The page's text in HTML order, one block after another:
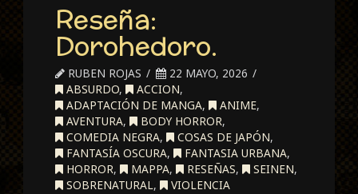
Reseña:
Dorohedoro.
RUBEN ROJAS
22 MAYO, 2026
ABSURDO, ACCION,
ADAPTACIÓN DE MANGA, ANIME,
AVENTURA, BODY HORROR,
COMEDIA NEGRA, COSAS DE JAPÓN,
FANTASÍA OSCURA, FANTASIA URBANA,
HORROR, MAPPA, RESEÑAS, SEINEN,
SOBRENATURAL, VIOLENCIA